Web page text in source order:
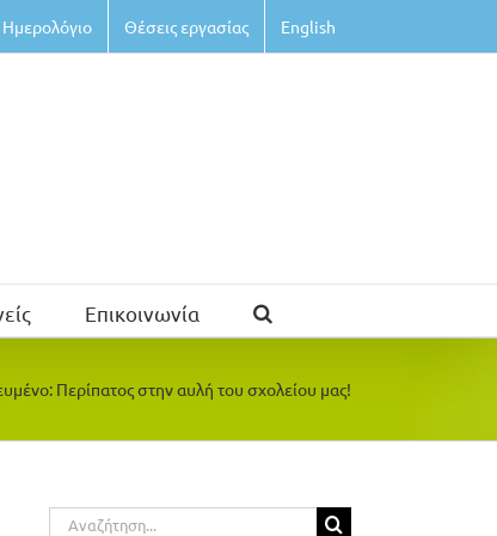
Ημερολόγιο Θέσεις εργασίας English
Επικοινωνία
Περίπατος στην αυλή του σχολείου μας!
Αναζήτηση